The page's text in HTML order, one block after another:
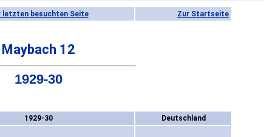
letzten besuchten Seite Zur Startseite
Maybach 12
1929-30
1929-30 Deutschland